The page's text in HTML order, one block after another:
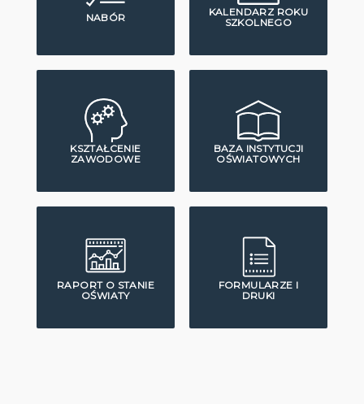
NABÓR
KALENDARZ ROKU
SZKOLNEGO
KSZTAŁCENIE
ZAWODOWE
BAZA INSTYTUCJI
OŚWIATOWYCH
RAPORT O STANIE
OŚWIATY
FORMULARZE I
DRUKI